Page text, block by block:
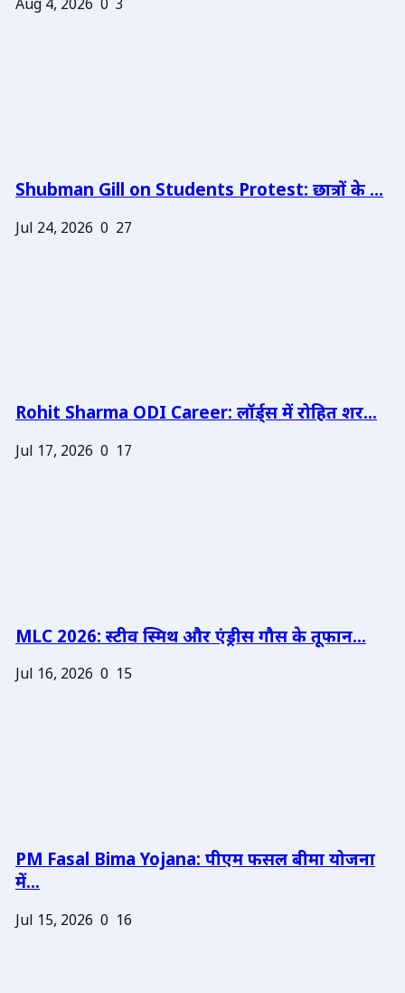
Aug 4, 2026 0 3
Shubman Gill on Students Protest: छात्रों के ...
Jul 24, 2026 0 27
Rohit Sharma ODI Career: लॉर्ड्स में रोहित शर...
Jul 17, 2026 0 17
MLC 2026: स्टीव स्मिथ और एंड्रीस गौस के तूफान...
Jul 16, 2026 0 15
PM Fasal Bima Yojana: पीएम फसल बीमा योजना
में...
Jul 15, 2026 0 16